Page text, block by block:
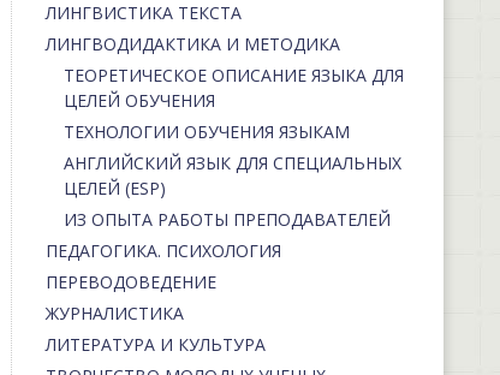
ЛИНГВИСТИКА ТЕКСТА
ЛИНГВОДИДАКТИКА И МЕТОДИКА
ТЕОРЕТИЧЕСКОЕ ОПИСАНИЕ ЯЗЫКА ДЛЯ
ЦЕЛЕЙ ОБУЧЕНИЯ
ТЕХНОЛОГИИ ОБУЧЕНИЯ ЯЗЫКАМ
АНГЛИЙСКИЙ ЯЗЫК ДЛЯ СПЕЦИАЛЬНЫХ
ЦЕЛЕЙ (ESP)
ИЗ ОПЫТА РАБОТЫ ПРЕПОДАВАТЕЛЕЙ
ПЕДАГОГИКА. ПСИХОЛОГИЯ
ПЕРЕВОДОВЕДЕНИЕ
ЖУРНАЛИСТИКА
ЛИТЕРАТУРА И КУЛЬТУРА